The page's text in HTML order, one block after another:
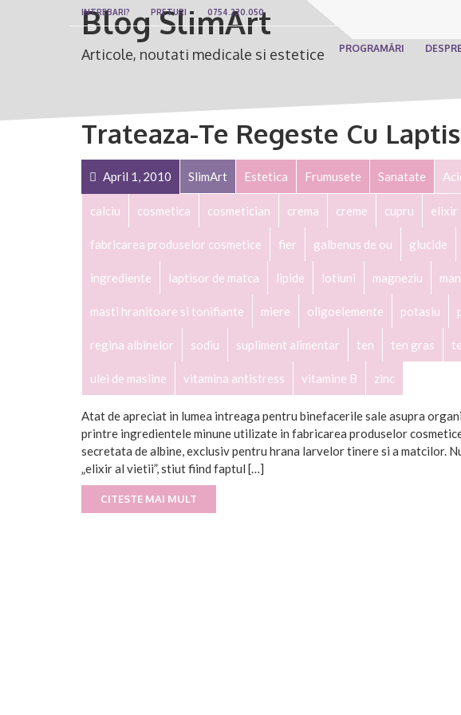
INTREBARI? PRETURI 0754.220.050
PROGRAMĂRI
Blog SlimArt
Articole, noutati medicale si estetice
Trateaza-Te Regeste Cu
April 1, 2010 SlimArt Estetica Frumusete Sanatate
calciu cosmetica cosmetician crema creme cupru elixir
fabricarea produselor cosmetice fier galbenus de ou glucide
ingrediente laptisor de matca lipide lotiuni magneziu
masti hranitoare si tonifiante miere oligoelemente potasiu
regina albinelor sodiu supliment alimentar ten ten gras
ulei de masline vitamina antistress vitamine B zinc
Atat de apreciat in lumea intreaga pentru binefacerile sale asupra
printre ingredientele minune utilizate in fabricarea produselor
secretata de albine, exclusiv pentru hrana larvelor tinere si a matcilor.
„elixir al vietii”, stiut fiind faptul […]
CITESTE MAI MULT